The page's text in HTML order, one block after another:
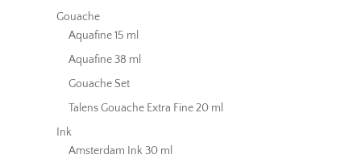
Gouache
Aquafine 15 ml
Aquafine 38 ml
Gouache Set
Talens Gouache Extra Fine 20 ml
Ink
Amsterdam Ink 30 ml